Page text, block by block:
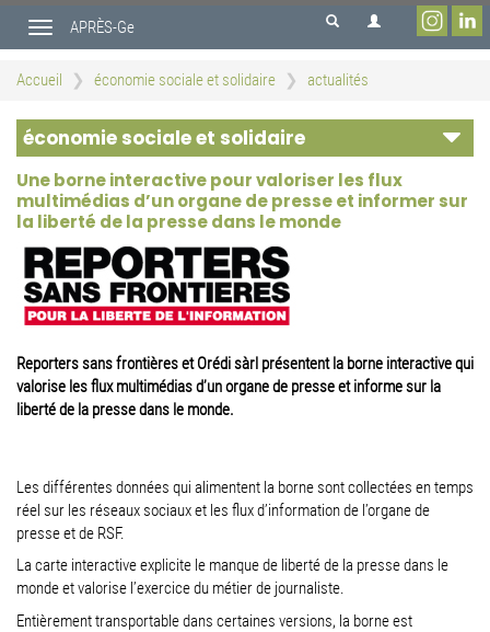
contenu
Toggle
navigation
APRÈS-Ge
Accueil économie sociale et solidaire actualités
économie sociale et solidaire
Une borne interactive pour valoriser les flux
multimédias d’un organe de presse et informer sur
la liberté de la presse dans le monde
Reporters sans frontières et Orédi sàrl présentent la borne interactive qui
valorise les flux multimédias d’un organe de presse et informe sur la
liberté de la presse dans le monde.
Les différentes données qui alimentent la borne sont collectées en temps
réel sur les réseaux sociaux et les flux d’information de l’organe de
presse et de RSF.
La carte interactive explicite le manque de liberté de la presse dans le
monde et valorise l’exercice du métier de journaliste.
Entièrement transportable dans certaines versions, la borne est